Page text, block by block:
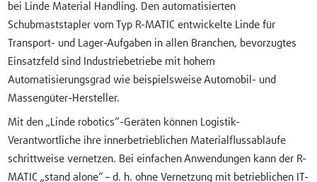
bei Linde Material Handling. Den automatisierten
Schubmaststapler vom Typ R-MATIC entwickelte Linde für
Transport- und Lager-Aufgaben in allen Branchen, bevorzugtes
Einsatzfeld sind Industriebetriebe mit hohem
Automatisierungsgrad wie beispielsweise Automobil- und
Massengüter-Hersteller.
Mit den „Linde robotics“-Geräten können Logistik-
Verantwortliche ihre innerbetrieblichen Materialflussabläufe
schrittweise vernetzen. Bei einfachen Anwendungen kann der R-
MATIC „stand alone“ – d. h. ohne Vernetzung mit betrieblichen IT-